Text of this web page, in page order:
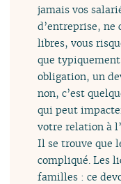
jamais vos
d’entreprise, ne
libres, vous
que
obligation, un
non, c’est
qui peut
votre relation à
Il se trouve que
compliqué. Les
familles : ce